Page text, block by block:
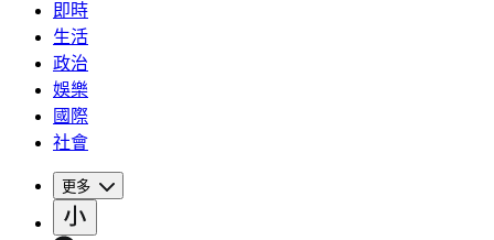
即時
生活
政治
娛樂
國際
社會
更多